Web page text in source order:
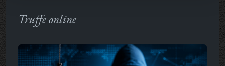
Truffe online